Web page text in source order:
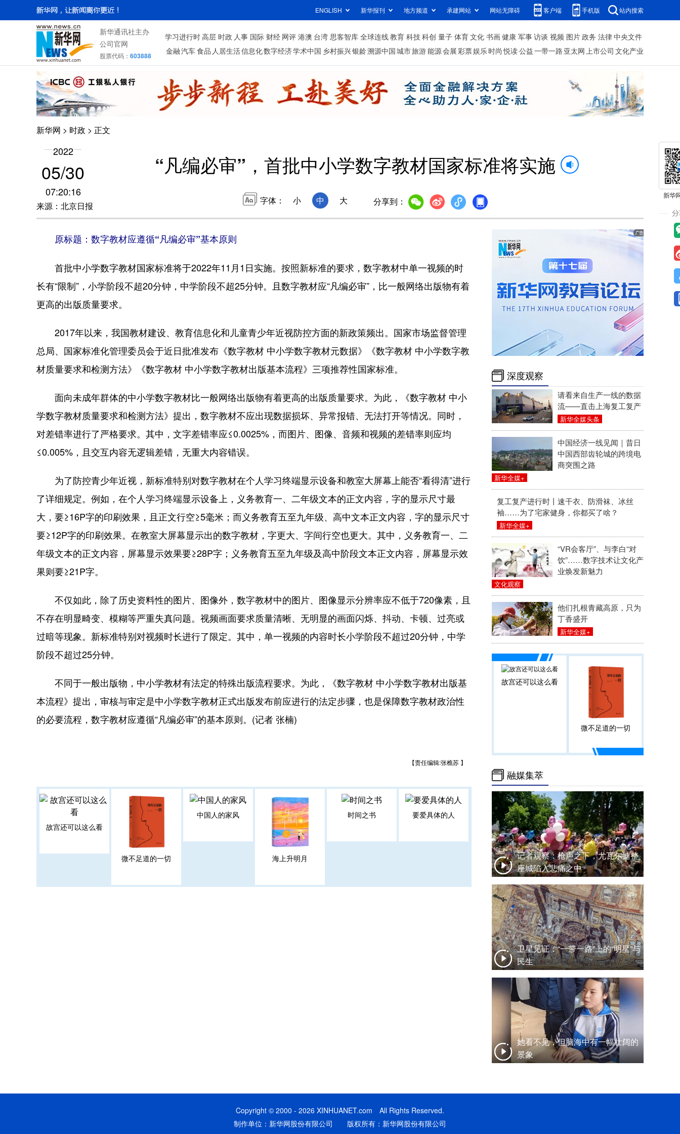
ENGLISH 新华报刊 地方频道 承建网站 网站无障碍 客户端 手机版 站内搜索
新华通讯社主办
公司官网
股票代码： 603888
学习进行时高层 时政 人事 国际 财经 网评 港澳 台湾 思客智库 全球连线教育 科技科创 量子 体育文化 书画健康 军事访谈 视频 图片政务 法律中央文件
金融汽车食品 人居生活信息化数字经济学术中国 乡村振兴银龄溯源中国城市旅游能源会展彩票娱乐时尚 悦读公益一带一路 亚太网上市公司 文化产业
新华网 > 时政 > 正文
2022
05/30
07:20:16
来源：北京日报
“凡编必审”，首批中小学数字教材国家标准将实施
字体： 小 中 大 分享到：
原标题：数字教材应遵循“凡编必审”基本原则
首批中小学数字教材国家标准将于2022年11月1日实施。按照新标准的要求，数字教材中单一视频的时
长有“限制”，小学阶段不超20分钟，中学阶段不超25分钟。且数字教材应“凡编必审”，比一般网络出版物有着
更高的出版质量要求。
2017年以来，我国教材建设、教育信息化和儿童青少年近视防控方面的新政策频出。国家市场监督管理
总局、国家标准化管理委员会于近日批准发布《数字教材 中小学数字教材元数据》《数字教材 中小学数字教
材质量要求和检测方法》《数字教材 中小学数字教材出版基本流程》三项推荐性国家标准。
面向未成年群体的中小学数字教材比一般网络出版物有着更高的出版质量要求。为此，《数字教材 中小
学数字教材质量要求和检测方法》提出，数字教材不应出现数据损坏、异常报错、无法打开等情况。同时，
对差错率进行了严格要求。其中，文字差错率应≤0.0025%，而图片、图像、音频和视频的差错率则应均
≤0.005%，且交互内容无逻辑差错，无重大内容错误。
为了防控青少年近视，新标准特别对数字教材在个人学习终端显示设备和教室大屏幕上能否“看得清”进行
了详细规定。例如，在个人学习终端显示设备上，义务教育一、二年级文本的正文内容，字的显示尺寸最
大，要≥16P字的印刷效果，且正文行空≥5毫米；而义务教育五至九年级、高中文本正文内容，字的显示尺寸
要≥12P字的印刷效果。在教室大屏幕显示出的数字教材，字更大、字间行空也更大。其中，义务教育一、二
年级文本的正文内容，屏幕显示效果要≥28P字；义务教育五至九年级及高中阶段文本正文内容，屏幕显示效
果则要≥21P字。
不仅如此，除了历史资料性的图片、图像外，数字教材中的图片、图像显示分辨率应不低于720像素，且
不存在明显畸变、模糊等严重失真问题。视频画面要求质量清晰、无明显的画面闪烁、抖动、卡顿、过亮或
过暗等现象。新标准特别对视频时长进行了限定。其中，单一视频的内容时长小学阶段不超过20分钟，中学
阶段不超过25分钟。
不同于一般出版物，中小学教材有法定的特殊出版流程要求。为此，《数字教材 中小学数字教材出版基
本流程》提出，审核与审定是中小学数字教材正式出版发布前应进行的法定步骤，也是保障数字教材政治性
的必要流程，数字教材应遵循“凡编必审”的基本原则。(记者 张楠)
【责任编辑:张樵苏 】
故宫还可以这么看
微不足道的一切
中国人的家风
海上升明月
时间之书 要爱具体的人
深度观察
请看来自生产一线的数据
流——直击上海复工复产
新华全媒头条
中国经济一线见闻｜昔日
中国西部齿轮城的跨境电
商突围之路
新华全媒+
复工复产进行时丨速干衣、防滑袜、冰丝
袖……为了宅家健身，你都买了啥？
新华全媒+
“VR会客厅”、与李白“对
饮”……数字技术让文化产
业焕发新魅力
文化观察
他们扎根青藏高原，只为
丁香盛开
新华全媒+
故宫还可以这么看
微不足道的一切
融媒集萃
记者观察：枪声之下，尤瓦尔迪整
座城陷入悲痛之中
卫星见证：“一带一路”上的“明星”与
民生
她看不见，但脑海中有一幅壮阔的
景象
Copyright © 2000 - 2026 XINHUANET.com All Rights Reserved.
制作单位：新华网股份有限公司 版权所有：新华网股份有限公司